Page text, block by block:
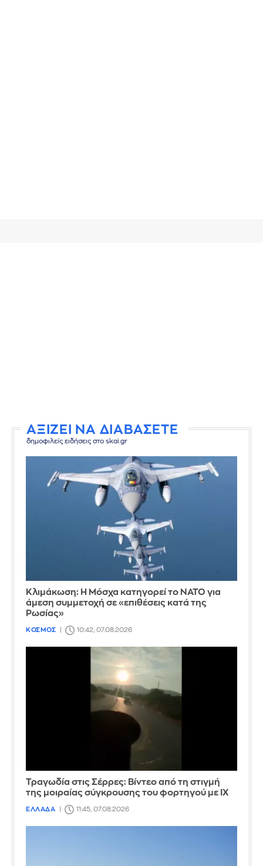
ΑΞΙΖΕΙ ΝΑ ΔΙΑΒΑΣΕΤΕ
δημοφιλείς ειδήσεις στο skai.gr
Κλιμάκωση: Η Μόσχα κατηγορεί το ΝΑΤΟ για
άμεση συμμετοχή σε «επιθέσεις κατά της
Ρωσίας»
ΚΟΣΜΟΣ 10:42, 07.08.2026
Τραγωδία στις Σέρρες: Βίντεο από τη στιγμή
της μοιραίας σύγκρουσης του φορτηγού με ΙΧ
ΕΛΛΑΔΑ 11:45, 07.08.2026